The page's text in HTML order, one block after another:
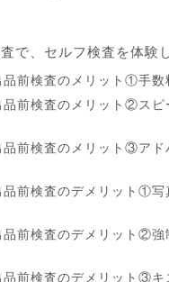
で、セルフ検査を体験
前検査のメリット①手数
前検査のメリット②スピ
前検査のメリット③アド
前検査のデメリット①写
前検査のデメリット②強
前検査のデメリット③キ